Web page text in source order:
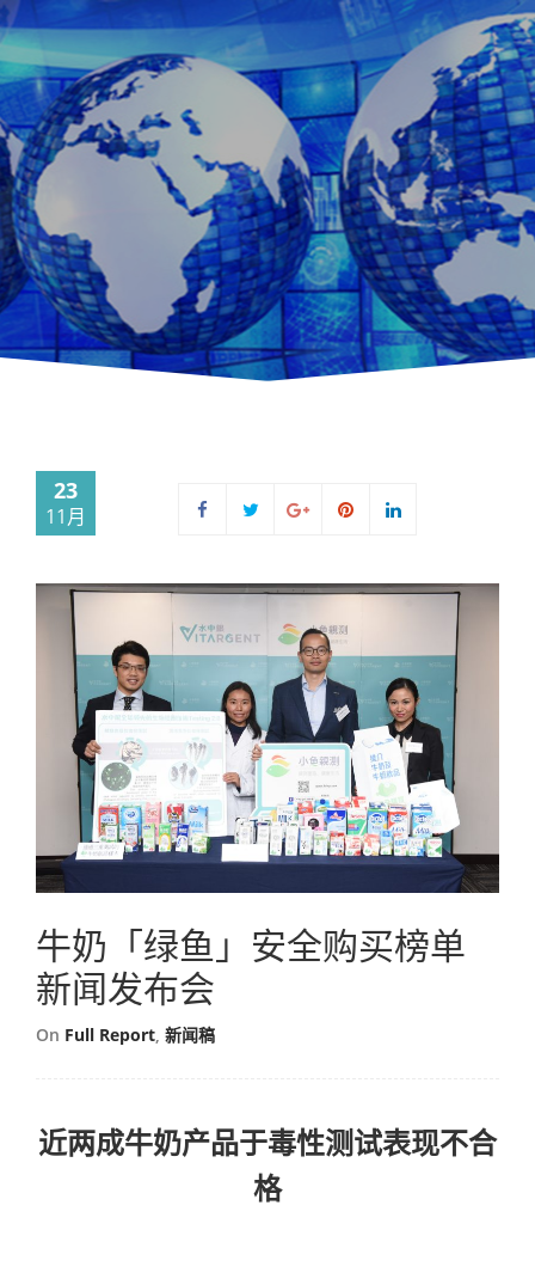
23
11月
牛奶「绿鱼」安全购买榜单
新闻发布会
On Full Report 新闻稿
近两成牛奶产品于毒性测试表现不合
格